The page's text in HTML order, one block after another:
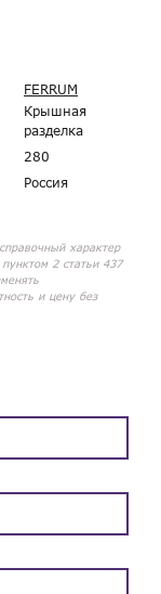
FERRUM
Крышная
разделка
280
Россия
характер
2 статьи 437
и цену без